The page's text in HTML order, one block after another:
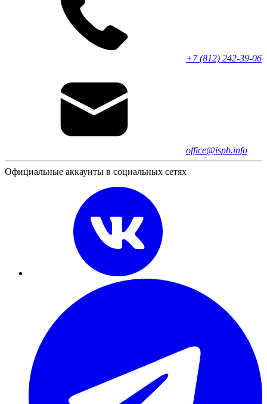
+7 (812) 242-39-06
office@ispb.info
Официальные аккаунты в социальных сетях